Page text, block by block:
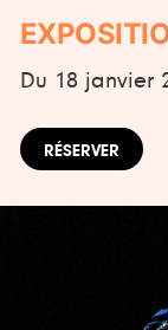
Du 18 janvier
RÉSERVER